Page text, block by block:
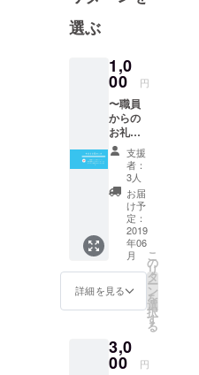
を掲げ、引
きこもり、
校中退など
の方に対
し、進路選
択の幅を広
げることを
目的として
３３年活動
選ぶ
1,0
00 円
〜職員
からの
お礼の
メー
ル〜 当
会職員
からお
礼の
メッ
セージ
をメー
ルにて
届けさ
せてい
ただき
ます。
支援
者：
3人
お届
け予
定：
2019
年06
月
詳細を見る
こ
の
リ
タ
ー
ン
を
選
択
す
る
3,0
00 円